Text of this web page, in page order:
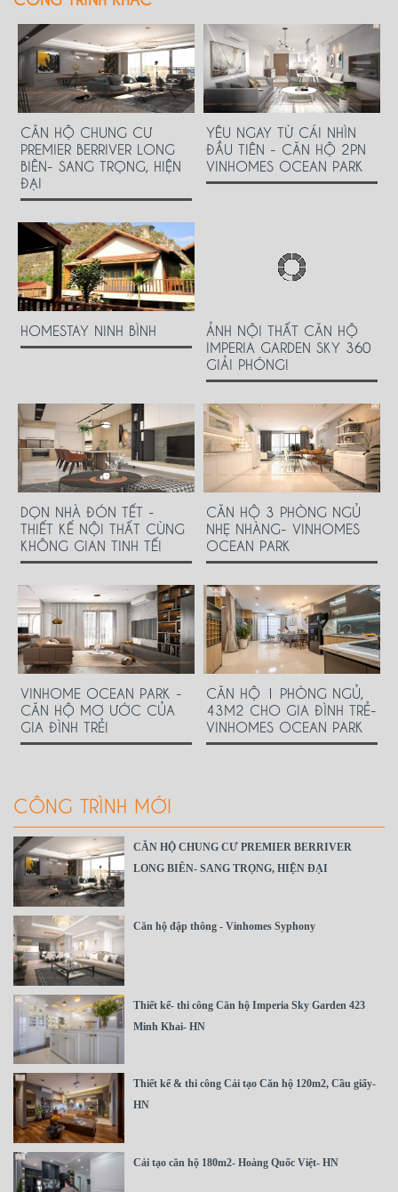
CĂN HỘ CHUNG CƯ
PREMIER BERRIVER LONG
BIÊN- SANG TRỌNG, HIỆN
ĐẠI
YÊU NGAY TỪ CÁI NHÌN
ĐẦU TIÊN - CĂN HỘ 2PN
VINHOMES OCEAN PARK
HOMESTAY NINH BÌNH
ẢNH NỘI THẤT CĂN HỘ
IMPERIA GARDEN SKY 360
GIẢI PHÓNG!
DỌN NHÀ ĐÓN TẾT -
THIẾT KẾ NỘI THẤT CÙNG
KHÔNG GIAN TINH TẾ!
CĂN HỘ 3 PHÒNG NGỦ
NHẸ NHÀNG- VINHOMES
OCEAN PARK
VINHOME OCEAN PARK -
CĂN HỘ MƠ ƯỚC CỦA
GIA ĐÌNH TRẺ!
CĂN HỘ 1 PHÒNG NGỦ,
43M2 CHO GIA ĐÌNH TRẺ-
VINHOMES OCEAN PARK
CÔNG TRÌNH MỚI
CĂN HỘ CHUNG CƯ PREMIER BERRIVER
LONG BIÊN- SANG TRỌNG, HIỆN ĐẠI
Căn hộ đập thông - Vinhomes Syphony
Thiết kế- thi công Căn hộ Imperia Sky Garden 423
Minh Khai- HN
Thiết kế & thi công Cải tạo Căn hộ 120m2, Cầu giấy-
HN
Cải tạo căn hộ 180m2- Hoàng Quốc Việt- HN